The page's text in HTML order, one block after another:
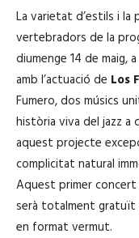
La varietat d’estils i
vertebradors de la
diumenge 14 de maig,
amb l’actuació de Los
Fumero, dos músics
història viva del jazz a
aquest projecte
complicitat natural
Aquest primer
serà totalment gratuït
en format vermut.